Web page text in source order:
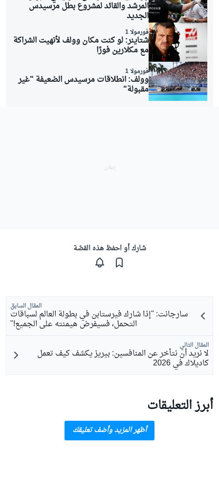
المرشد والقائد لمشروع بطل مرسيدس
الجديد
فورمولا 1
شتاينر: لو كنت مكان وولف لأنهيت الشراكة
مع مكلارين فورًا
فورمولا 1
وولف: انطلاقات مرسيدس الضعيفة "غير
مقبولة"
شارك أو احفظ هذه القصّة
المقال السابق
سارجانت: "إذا شارك فيرستابن في بطولة العالم لسباقات
التحمل، فسيفرض هيمنته على الجميع!"
المقال التالي
لا نريد أن نتأخر عن المنافسين: بيريز يكشف كيف تعمل
كاديلاك في 2026
أبرز التعليقات
أظهر المزيد وأضف تعليقك